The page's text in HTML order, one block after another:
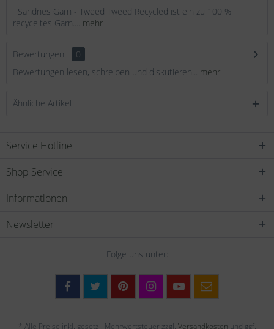
Sandnes Garn - Tweed Tweed Recycled ist ein zu 100 %
recyceltes Garn.... mehr
Bewertungen
0
Bewertungen lesen, schreiben und diskutieren... mehr
Ähnliche Artikel
Service Hotline
Shop Service
Informationen
Newsletter
Folge uns unter:
* Alle Preise inkl. gesetzl. Mehrwertsteuer zzgl. Versandkosten und ggf.